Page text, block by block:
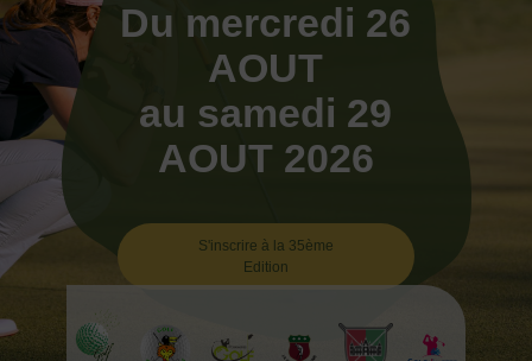
Du mercredi 26
AOUT
au samedi 29
AOUT 2026
S'inscrire à la 35ème
Edition